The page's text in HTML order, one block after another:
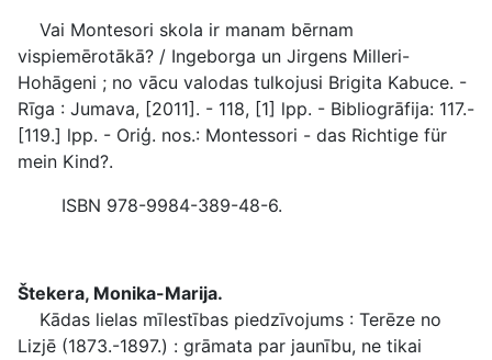
Vai Montesori skola ir manam bērnam
vispiemērotākā? / Ingeborga un Jirgens Milleri-
Hohāgeni ; no vācu valodas tulkojusi Brigita Kabuce. -
Rīga : Jumava, [2011]. - 118, [1] lpp. - Bibliogrāfija: 117.-
[119.] lpp. - Oriģ. nos.: Montessori - das Richtige für
mein Kind?.
ISBN 978-9984-389-48-6.
Štekera, Monika-Marija.
Kādas lielas mīlestības piedzīvojums : Terēze no
Lizjē (1873.-1897.) : grāmata par jaunību, ne tikai